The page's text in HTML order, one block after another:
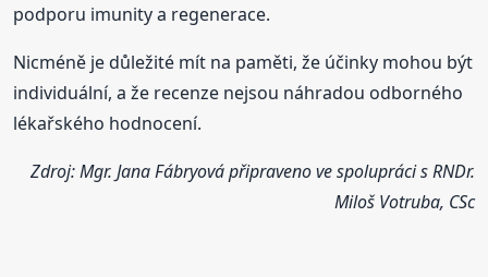
podporu imunity a regenerace.
Nicméně je důležité mít na paměti, že účinky mohou být
individuální, a že recenze nejsou náhradou odborného
lékařského hodnocení.
Zdroj: Mgr. Jana Fábryová připraveno ve spolupráci s RNDr.
Miloš Votruba, CSc